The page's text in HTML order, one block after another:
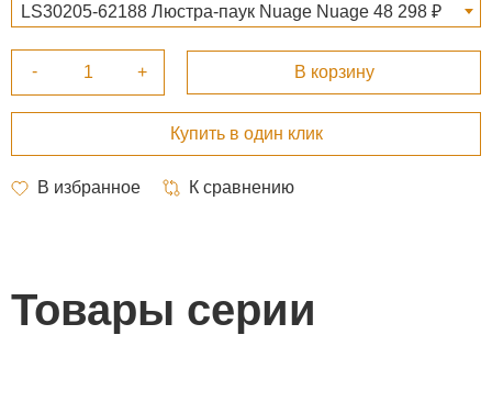
LS30205-62188 Люстра-паук Nuage Nuage 48 298 ₽
Товары серии